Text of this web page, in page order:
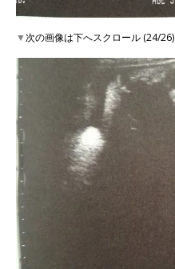
▼次の画像は下へスクロール (24/26)